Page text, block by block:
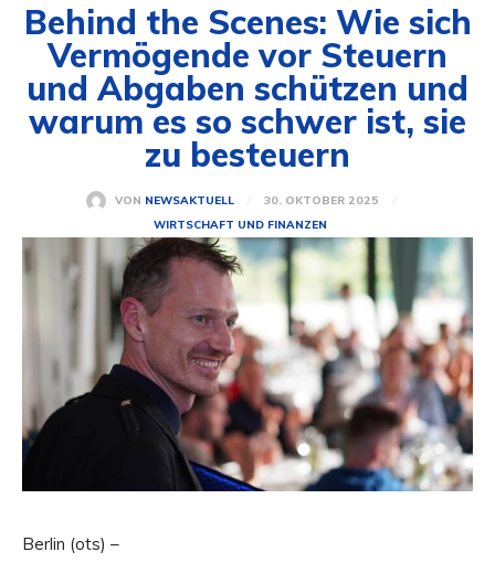
Behind the Scenes: Wie sich
Vermögende vor Steuern
und Abgaben schützen und
warum es so schwer ist, sie
zu besteuern
VON NEWSAKTUELL
30. OKTOBER 2025
WIRTSCHAFT UND FINANZEN
Berlin (ots) –